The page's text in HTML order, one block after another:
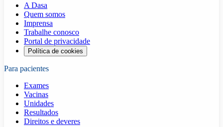
A Dasa
Quem somos
Imprensa
Trabalhe conosco
Portal de privacidade
Política de cookies
Para pacientes
Exames
Vacinas
Unidades
Resultados
Direitos e deveres